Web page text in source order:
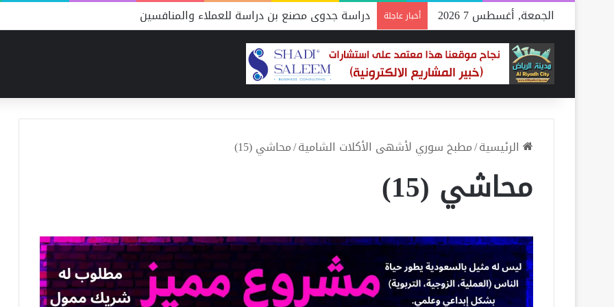
الجمعة, أغسطس 7 2026 أخبار عاجلة دراسة جدوى مصنع بن دراسة للعملاء والمنافسين
الرئيسية/مطبخ سوري لأشهى الأكلات الشامية/محاشي (15)
محاشي (15)